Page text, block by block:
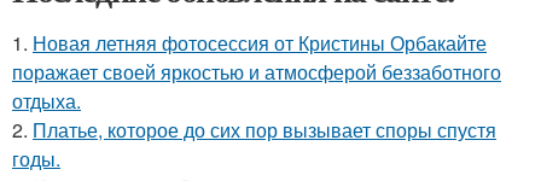
1. Новая летняя фотосессия от Кристины Орбакайте
поражает своей яркостью и атмосферой беззаботного
отдыха.
2. Платье, которое до сих пор вызывает споры спустя
годы.